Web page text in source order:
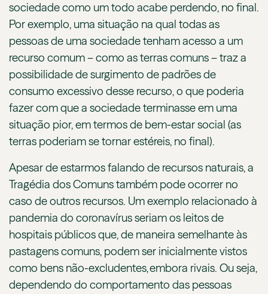
sociedade como um todo acabe perdendo, no final.
Por exemplo, uma situação na qual todas as
pessoas de uma sociedade tenham acesso a um
recurso comum – como as terras comuns – traz a
possibilidade de surgimento de padrões de
consumo excessivo desse recurso, o que poderia
fazer com que a sociedade terminasse em uma
situação pior, em termos de bem-estar social (as
terras poderiam se tornar estéreis, no final).
Apesar de estarmos falando de recursos naturais, a
Tragédia dos Comuns também pode ocorrer no
caso de outros recursos. Um exemplo relacionado à
pandemia do coronavírus seriam os leitos de
hospitais públicos que, de maneira semelhante às
pastagens comuns, podem ser inicialmente vistos
como bens não-excludentes, embora rivais. Ou seja,
dependendo do comportamento das pessoas